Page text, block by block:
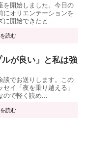
を開始しました。今日の
にオリエンテーションを
開始できたと...
読む
ルが良い」と私は強
談でお送りします。この
イ「夜を乗り越える」
で軽く読め...
読む